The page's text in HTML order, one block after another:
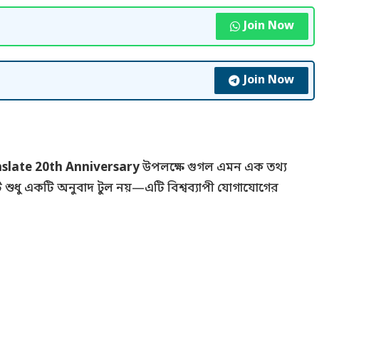
Join Now
Join Now
20th Anniversaryউপলক্ষে গুগল এমন এক তথ্য
শুধু একটি অনুবাদ টুল নয়—এটি বিশ্বব্যাপী যোগাযোগের